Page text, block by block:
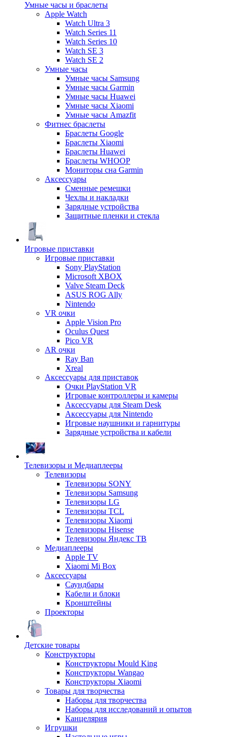
Умные часы и браслеты
Apple Watch
Watch Ultra 3
Watch Series 11
Watch Series 10
Watch SE 3
Watch SE 2
Умные часы
Умные часы Samsung
Умные часы Garmin
Умные часы Huawei
Умные часы Xiaomi
Умные часы Amazfit
Фитнес браслеты
Браслеты Google
Браслеты Xiaomi
Браслеты Huawei
Браслеты WHOOP
Мониторы сна Garmin
Аксессуары
Сменные ремешки
Чехлы и накладки
Зарядные устройства
Защитные пленки и стекла
Игровые приставки
Игровые приставки
Sony PlayStation
Microsoft XBOX
Valve Steam Deck
ASUS ROG Ally
Nintendo
VR очки
Apple Vision Pro
Oculus Quest
Pico VR
AR очки
Ray Ban
Xreal
Аксессуары для приставок
Очки PlayStation VR
Игровые контроллеры и камеры
Аксессуары для Steam Desk
Аксессуары для Nintendo
Игровые наушники и гарнитуры
Зарядные устройства и кабели
Телевизоры и Медиаплееры
Телевизоры
Телевизоры SONY
Телевизоры Samsung
Телевизоры LG
Телевизоры TCL
Телевизоры Xiaomi
Телевизоры Hisense
Телевизоры Яндекс ТВ
Медиаплееры
Apple TV
Xiaomi Mi Box
Аксессуары
Саундбары
Кабели и блоки
Кронштейны
Проекторы
Детские товары
Конструкторы
Конструкторы Mould King
Конструкторы Wangao
Конструкторы Xiaomi
Товары для творчества
Наборы для творчества
Наборы для исследований и опытов
Канцелярия
Игрушки